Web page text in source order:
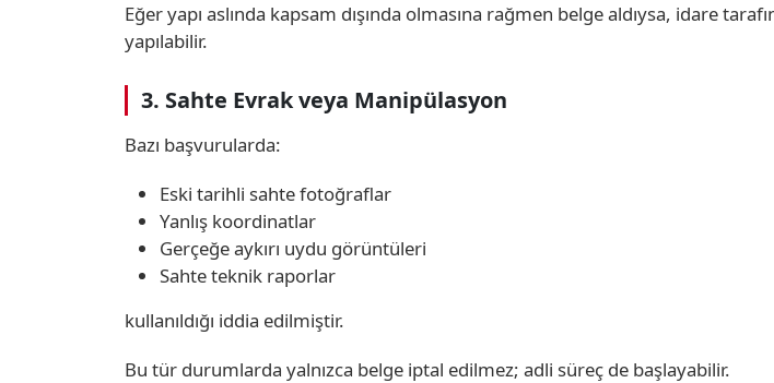
Eğer yapı aslında kapsam dışında olmasına rağmen belge aldıysa, idare
yapılabilir.
3. Sahte Evrak veya Manipülasyon
Bazı başvurularda:
Eski tarihli sahte fotoğraflar
Yanlış koordinatlar
Gerçeğe aykırı uydu görüntüleri
Sahte teknik raporlar
kullanıldığı iddia edilmiştir.
Bu tür durumlarda yalnızca belge iptal edilmez; adli süreç de başlayabilir.